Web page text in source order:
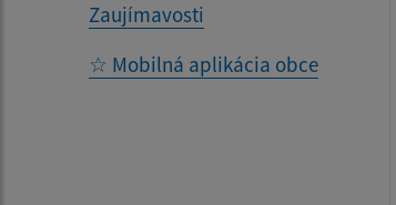
Zaujímavosti
☆ Mobilná aplikácia obce